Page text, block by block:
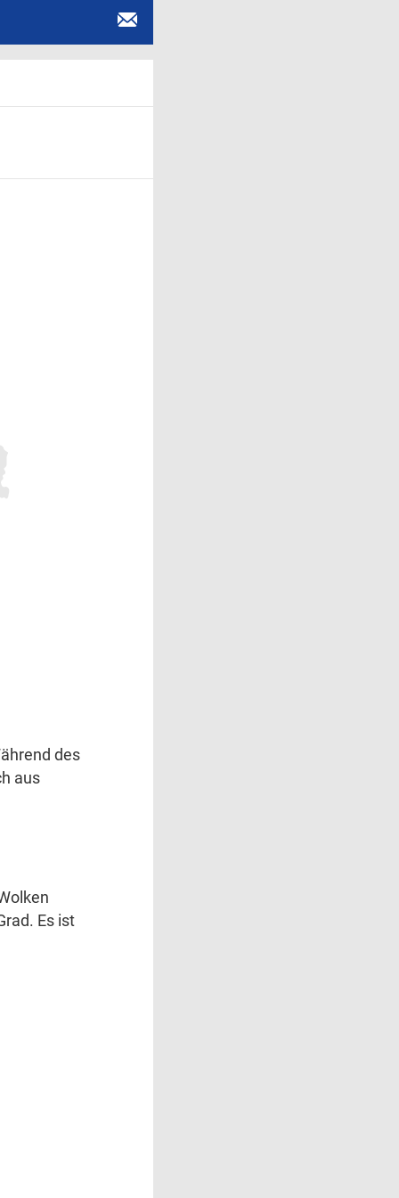
des
aus
Es ist